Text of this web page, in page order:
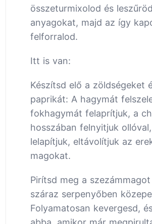
összeturmixolod és
anyagokat, majd az így
felforralod.
Itt is van:
Készítsd elő a zöldségeket
paprikát: A hagymát
fokhagymát felaprítjuk, a
hosszában felnyitjuk
lelapítjuk, eltávolítjuk az
magokat.
Pirítsd meg a
száraz serpenyőben
Folyamatosan kevergesd,